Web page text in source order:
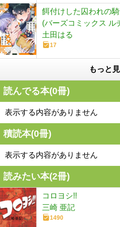
餌付けした囚われの
(バーズコミックス ル
土田はる
17
もっと
読んでる本(0冊)
表示する内容がありません
積読本(0冊)
表示する内容がありません
読みたい本(2冊)
コロヨシ!!
三崎 亜記
1490